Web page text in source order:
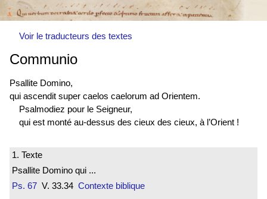
Voir le traducteurs des textes
Communio
Psallite Domino,
qui ascendit super caelos caelorum ad Orientem.
Psalmodiez pour le Seigneur,
qui est monté au-dessus des cieux des cieux, à l’Orient !
1. Texte
Psallite Domino qui ...
Ps. 67 V. 33.34 Contexte biblique